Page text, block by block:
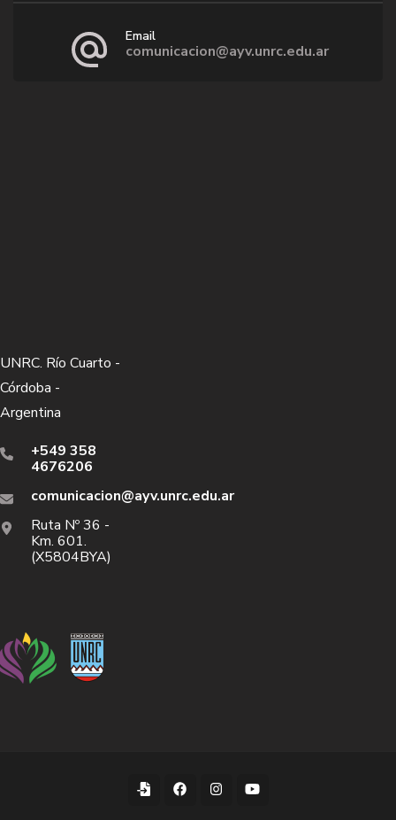
Email
comunicacion@ayv.unrc.edu.ar
UNRC. Río Cuarto -
Córdoba -
Argentina
+549 358
4676206
comunicacion@ayv.unrc.edu.ar
Ruta Nº 36 -
Km. 601.
(X5804BYA)